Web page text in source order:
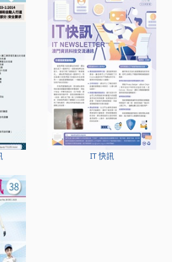
IT 快訊